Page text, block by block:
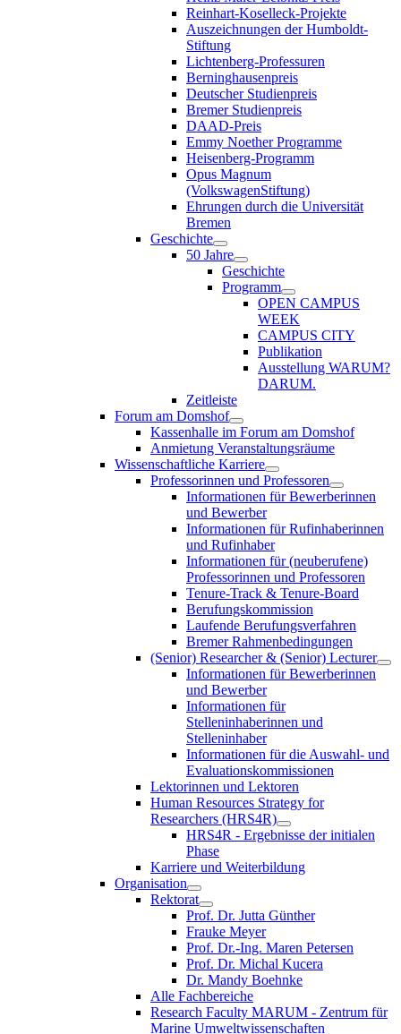
Reinhart-Koselleck-Projekte
Auszeichnungen der Humboldt-
Stiftung
Lichtenberg-Professuren
Berninghausenpreis
Deutscher Studienpreis
Bremer Studienpreis
DAAD-Preis
Emmy Noether Programme
Heisenberg-Programm
Opus Magnum
(VolkswagenStiftung)
Ehrungen durch die Universität
Bremen
Geschichte
50 Jahre
Geschichte
Programm
OPEN CAMPUS
WEEK
CAMPUS CITY
Publikation
Ausstellung WARUM?
DARUM.
Zeitleiste
Forum am Domshof
Kassenhalle im Forum am Domshof
Anmietung Veranstaltungsräume
Wissenschaftliche Karriere
Professorinnen und Professoren
Informationen für Bewerberinnen
und Bewerber
Informationen für Rufinhaberinnen
und Rufinhaber
Informationen für (neuberufene)
Professorinnen und Professoren
Tenure-Track & Tenure-Board
Berufungskommission
Laufende Berufungsverfahren
Bremer Rahmenbedingungen
(Senior) Researcher & (Senior) Lecturer
Informationen für Bewerberinnen
und Bewerber
Informationen für
Stelleninhaberinnen und
Stelleninhaber
Informationen für die Auswahl- und
Evaluationskommissionen
Lektorinnen und Lektoren
Human Resources Strategy for
Researchers (HRS4R)
HRS4R - Ergebnisse der initialen
Phase
Karriere und Weiterbildung
Organisation
Rektorat
Prof. Dr. Jutta Günther
Frauke Meyer
Prof. Dr.-Ing. Maren Petersen
Prof. Dr. Michal Kucera
Dr. Mandy Boehnke
Alle Fachbereiche
Research Faculty MARUM - Zentrum für
Marine Umweltwissenschaften